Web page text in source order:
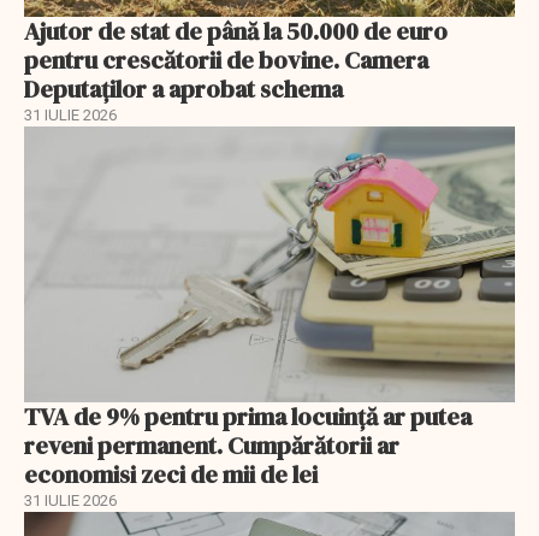
Ajutor de stat de până la 50.000 de euro
pentru crescătorii de bovine. Camera
Deputaților a aprobat schema
31 IULIE 2026
TVA de 9% pentru prima locuință ar putea
reveni permanent. Cumpărătorii ar
economisi zeci de mii de lei
31 IULIE 2026